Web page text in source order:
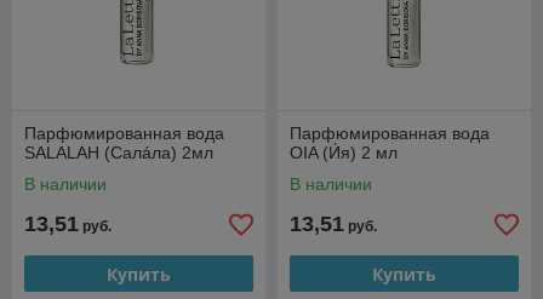
Парфюмированная вода
SALALAH (Салáла) 2мл
В наличии
13,51 руб.
Купить
Парфюмированная вода
OIA (И́я) 2 мл
В наличии
13,51 руб.
Купить